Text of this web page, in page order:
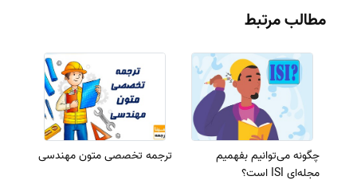
مطالب مرتبط
چگونه می‌توانیم بفهمیم
مجله‌ای ISI است؟
ترجمه تخصصی متون مهندسی